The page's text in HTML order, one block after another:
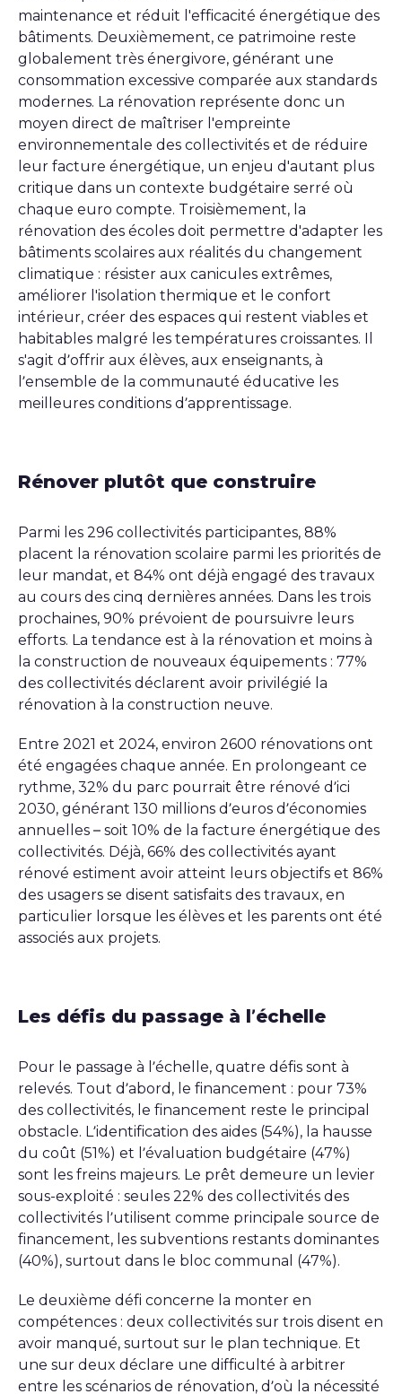
maintenance et réduit l'efficacité énergétique des
bâtiments. Deuxièmement, ce patrimoine reste
globalement très énergivore, générant une
consommation excessive comparée aux standards
modernes. La rénovation représente donc un
moyen direct de maîtriser l'empreinte
environnementale des collectivités et de réduire
leur facture énergétique, un enjeu d'autant plus
critique dans un contexte budgétaire serré où
chaque euro compte. Troisièmement, la
rénovation des écoles doit permettre d'adapter les
bâtiments scolaires aux réalités du changement
climatique : résister aux canicules extrêmes,
améliorer l'isolation thermique et le confort
intérieur, créer des espaces qui restent viables et
habitables malgré les températures croissantes. Il
s'agit d’offrir aux élèves, aux enseignants, à
l’ensemble de la communauté éducative les
meilleures conditions d’apprentissage.
Rénover plutôt que construire
Parmi les 296 collectivités participantes, 88%
placent la rénovation scolaire parmi les priorités de
leur mandat, et 84% ont déjà engagé des travaux
au cours des cinq dernières années. Dans les trois
prochaines, 90% prévoient de poursuivre leurs
efforts. La tendance est à la rénovation et moins à
la construction de nouveaux équipements : 77%
des collectivités déclarent avoir privilégié la
rénovation à la construction neuve.
Entre 2021 et 2024, environ 2600 rénovations ont
été engagées chaque année. En prolongeant ce
rythme, 32% du parc pourrait être rénové d’ici
2030, générant 130 millions d’euros d’économies
annuelles – soit 10% de la facture énergétique des
collectivités. Déjà, 66% des collectivités ayant
rénové estiment avoir atteint leurs objectifs et 86%
des usagers se disent satisfaits des travaux, en
particulier lorsque les élèves et les parents ont été
associés aux projets.
Les défis du passage à l’échelle
Pour le passage à l’échelle, quatre défis sont à
relevés. Tout d’abord, le financement : pour 73%
des collectivités, le financement reste le principal
obstacle. L’identification des aides (54%), la hausse
du coût (51%) et l’évaluation budgétaire (47%)
sont les freins majeurs. Le prêt demeure un levier
sous-exploité : seules 22% des collectivités des
collectivités l’utilisent comme principale source de
financement, les subventions restants dominantes
(40%), surtout dans le bloc communal (47%).
Le deuxième défi concerne la monter en
compétences : deux collectivités sur trois disent en
avoir manqué, surtout sur le plan technique. Et
une sur deux déclare une difficulté à arbitrer
entre les scénarios de rénovation, d’où la nécessité